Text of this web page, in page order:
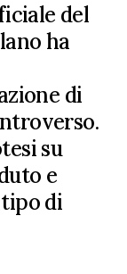
del
ha
di
su
e
di